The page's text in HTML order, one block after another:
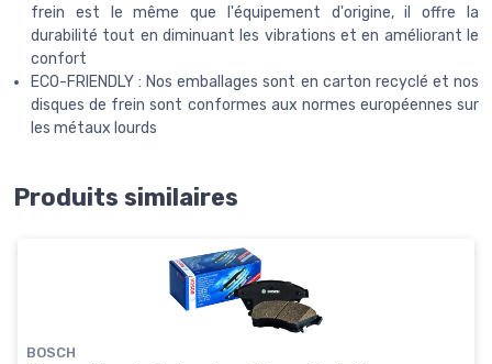
frein est le même que l'équipement d'origine, il offre la
durabilité tout en diminuant les vibrations et en améliorant le
confort
ECO-FRIENDLY : Nos emballages sont en carton recyclé et nos
disques de frein sont conformes aux normes européennes sur
les métaux lourds
Produits similaires
BOSCH